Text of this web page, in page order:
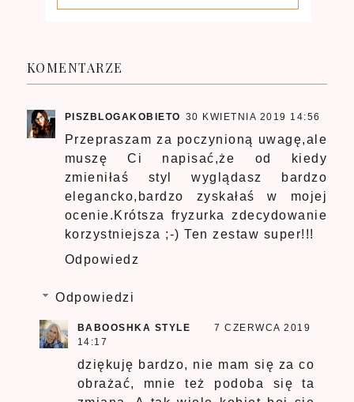
KOMENTARZE
PISZBLOGAKOBIETO 30 KWIETNIA 2019 14:56
Przepraszam za poczynioną uwagę,ale
muszę Ci napisać,że od kiedy
zmieniłaś styl wyglądasz bardzo
elegancko,bardzo zyskałaś w mojej
ocenie.Krótsza fryzurka zdecydowanie
korzystniejsza ;-) Ten zestaw super!!!
Odpowiedz
Odpowiedzi
BABOOSHKA STYLE
7 CZERWCA 2019
14:17
dziękuję bardzo, nie mam się za co
obrażać, mnie też podoba się ta